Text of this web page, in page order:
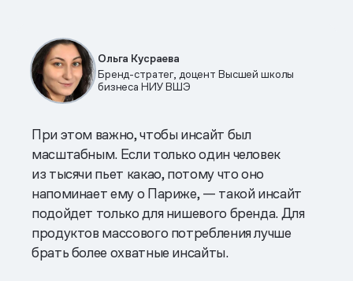
Ольга Кусраева
Бренд-стратег, доцент Высшей школы
бизнеса НИУ ВШЭ
При этом важно, чтобы инсайт был
масштабным. Если только один человек
из тысячи пьет какао, потому что оно
напоминает ему о Париже, — такой инсайт
подойдет только для нишевого бренда. Для
продуктов массового потребления лучше
брать более охватные инсайты.